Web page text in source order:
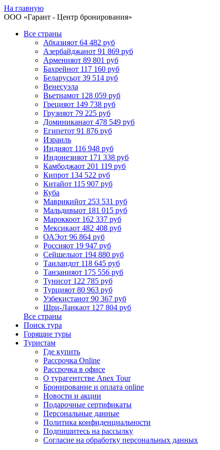
На главную
ООО «Гарант - Центр бронирования»
Все страны
Абхазияот 64 482 руб
Азербайджанот 91 869 руб
Арменияот 89 801 руб
Бахрейнот 117 160 руб
Беларусьот 39 514 руб
Венесуэла
Вьетнамот 128 059 руб
Грецияот 149 738 руб
Грузияот 79 225 руб
Доминиканаот 478 549 руб
Египетот 91 876 руб
Израиль
Индияот 116 948 руб
Индонезияот 171 338 руб
Камбоджаот 201 119 руб
Кипрот 134 522 руб
Китайот 115 907 руб
Куба
Маврикийот 253 531 руб
Мальдивыот 181 015 руб
Мароккоот 162 337 руб
Мексикаот 482 408 руб
ОАЭот 96 864 руб
Россияот 19 947 руб
Сейшелыот 194 880 руб
Таиландот 118 645 руб
Танзанияот 175 556 руб
Тунисот 122 785 руб
Турцияот 80 963 руб
Узбекистанот 90 367 руб
Шри-Ланкаот 127 804 руб
Все страны
Поиск тура
Горящие туры
Туристам
Где купить
Рассрочка Online
Рассрочка в офисе
О турагентстве Anex Tour
Бронирование и оплата online
Новости и акции
Подарочные сертификаты
Персональные данные
Политика конфиденциальности
Подпишитесь на рассылку
Согласие на обработку персональных данных